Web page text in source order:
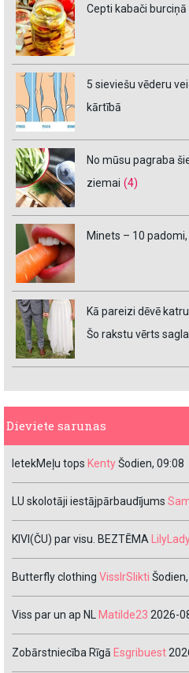
Cepti kabači
5 sieviešu vēderu
kārtībā
No mūsu pagraba
ziemai (4)
Minets – 10
Kā pareizi dēvē
Šo rakstu vērts
Dieviete sarunas
IetekMeļu tops KentyŠodien, 09:08
LU skolotāji iestājpārbaudījums
KIVI(ČU) par visu. BEZTĒMA
Butterfly clothing VissIrSlikti
Viss par un ap NL Matilde23 2026-
Zobārstniecība Rīgā Esgribuest